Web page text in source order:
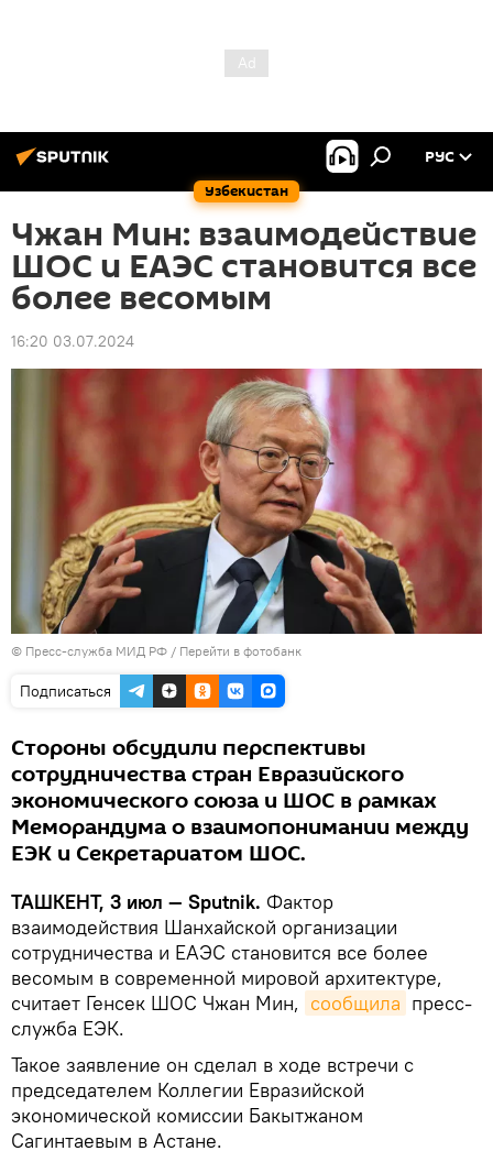
Узбекистан
РУС
Чжан Мин: взаимодействие
ШОС и ЕАЭС становится все
более весомым
16:20 03.07.2024
© Пресс-служба МИД РФ / Перейти в фотобанк
Подписаться
Стороны обсудили перспективы
сотрудничества стран Евразийского
экономического союза и ШОС в рамках
Меморандума о взаимопонимании между
ЕЭК и Секретариатом ШОС.
ТАШКЕНТ, 3 июл — Sputnik. Фактор
взаимодействия Шанхайской организации
сотрудничества и ЕАЭС становится все более
весомым в современной мировой архитектуре,
считает Генсек ШОС Чжан Мин, сообщила пресс-
служба ЕЭК.
Такое заявление он сделал в ходе встречи с
председателем Коллегии Евразийской
экономической комиссии Бакытжаном
Сагинтаевым в Астане.